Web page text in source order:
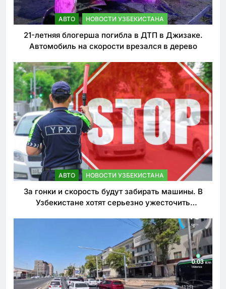
АВТО НОВОСТИ УЗБЕКИСТАНА
21-летняя блогерша погибла в ДТП в Джизаке.
Автомобиль на скорости врезался в дерево
АВТО НОВОСТИ УЗБЕКИСТАНА
За гонки и скорость будут забирать машины. В
Узбекистане хотят серьезно ужесточить